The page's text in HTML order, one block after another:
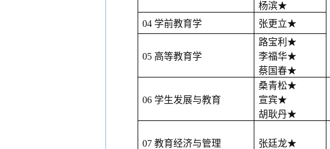
杨滨★
04 学前教育学
张更立★
05 高等教育学
路宝利 ★
李福华★
蔡国春★
06 学生发展与教育
桑青松★
宣宾★
胡耿丹★
07 教育经济与管理 张廷龙★